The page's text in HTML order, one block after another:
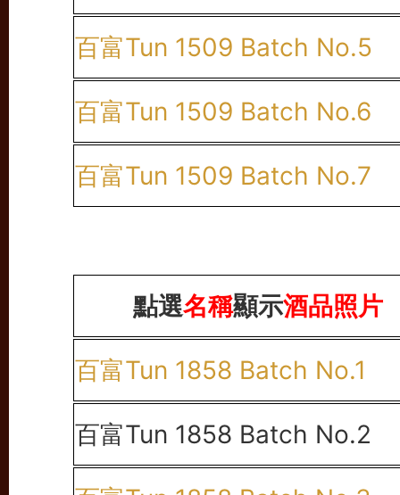
百富Tun 1509 Batch No.5
百富Tun 1509 Batch No.6
百富Tun 1509 Batch No.7
點選名稱顯示酒品照片
百富Tun 1858 Batch No.1
百富Tun 1858 Batch No.2